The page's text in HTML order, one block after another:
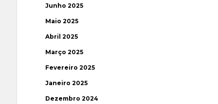
Junho 2025
Maio 2025
Abril 2025
Março 2025
Fevereiro 2025
Janeiro 2025
Dezembro 2024